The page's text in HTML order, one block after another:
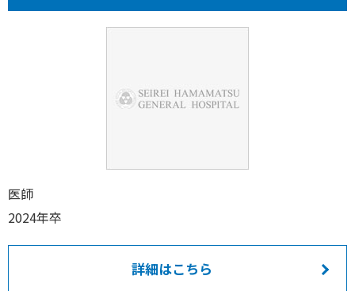
医師
2024年卒
詳細はこちら